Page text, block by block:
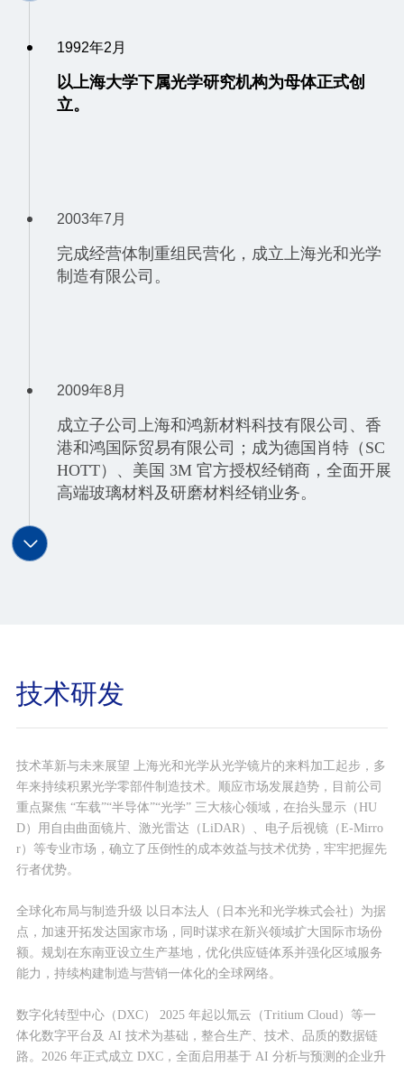
1992年2月
以上海大学下属光学研究机构为母体正式创
立。
2003年7月
完成经营体制重组民营化，成立上海光和光学
制造有限公司。
2009年8月
成立子公司上海和鸿新材料科技有限公司、香
港和鸿国际贸易有限公司；成为德国肖特（SC
HOTT）、美国 3M 官方授权经销商，全面开展
高端玻璃材料及研磨材料经销业务。
2014年9月
完成股份制改制，企业名称变更为上海光和光
学制造股份有限公司。
2014年11月
于全国中小企业股份转让系统（新三板）挂牌
上市，证券代码：831460。
技术研发
技术革新与未来展望 上海光和光学从光学镜片的来料加工起步，多
年来持续积累光学零部件制造技术。顺应市场发展趋势，目前公司
重点聚焦 “车载”“半导体”“光学” 三大核心领域，在抬头显示（HU
D）用自由曲面镜片、激光雷达（LiDAR）、电子后视镜（E-Mirro
r）等专业市场，确立了压倒性的成本效益与技术优势，牢牢把握先
行者优势。
全球化布局与制造升级 以日本法人（日本光和光学株式会社）为据
点，加速开拓发达国家市场，同时谋求在新兴领域扩大国际市场份
额。规划在东南亚设立生产基地，优化供应链体系并强化区域服务
能力，持续构建制造与营销一体化的全球网络。
数字化转型中心（DXC） 2025 年起以氚云（Tritium Cloud）等一
体化数字平台及 AI 技术为基础，整合生产、技术、品质的数据链
路。2026 年正式成立 DXC，全面启用基于 AI 分析与预测的企业升